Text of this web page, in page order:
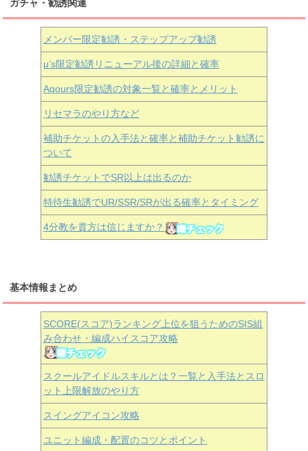
ガチャ・勧誘関連
メンバー限定勧誘・ステップアップ勧誘
μ’s限定勧誘リニューアル後の詳細と確率
Aqours限定勧誘の対象一覧と確率とメリット
リセマラのやり方など
補助チケットの入手法と確率と補助チケット勧誘に
ついて
勧誘チケットでSR以上は出るのか
特待生勧誘でUR/SSR/SRが出る確率とタイミング
4分教を貴方は信じますか？
基本情報まとめ
SCORE(スコア)ランキング上位を狙うためのSIS組
み合わせ・編成ハイスコア攻略
スクールアイドルスキルとは？一覧と入手法とスロ
ット上限解放のやり方
スイングアイコン攻略
ユニット編成・配置のコツとポイント